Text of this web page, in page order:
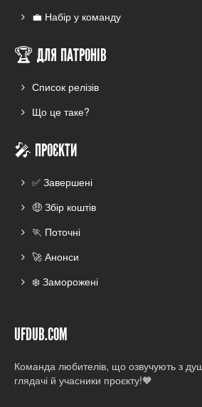
💼 Набір у команду
🏆 ДЛЯ ПАТРОНІВ
Список релізів
Що це таке?
🎤 ПРОЄКТИ
✅ Завершені
🤑 Збір коштів
🏃 Поточні
🚀 Анонси
❄️ Заморожені
UFDUB.COM
Команда любителів, що озвучують з
глядачі й учасники проєкту!🧡